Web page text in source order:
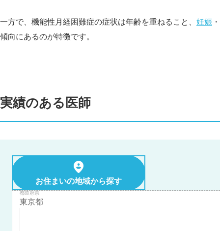
一方で、機能性月経困難症の症状は年齢を重ねること、 妊娠
傾向にあるのが特徴です。
実績のある医師
お住まいの地域から探す
都道府県